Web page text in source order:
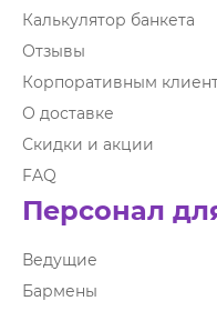
Калькулятор банкета
Отзывы
Корпоративным
О доставке
Скидки и акции
FAQ
Персонал
Ведущие
Бармены